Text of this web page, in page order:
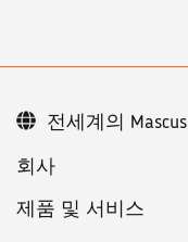
회사
제품 및 서비스
전세계의 Mascus